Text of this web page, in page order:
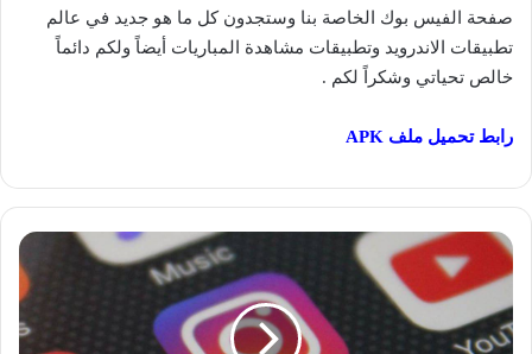
صفحة الفيس بوك الخاصة بنا وستجدون كل ما هو جديد في عالم
تطبيقات الاندرويد وتطبيقات مشاهدة المباريات أيضاً ولكم دائماً
خالص تحياتي وشكراً لكم .
رابط تحميل ملف APK
تحميل
انستقرام
عربي
جديد
2019